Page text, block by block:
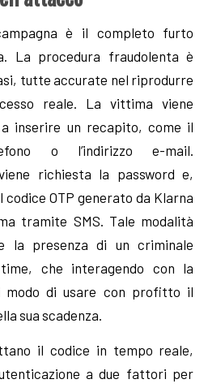
è il completo furto
La procedura fraudolenta è
tutte accurate nel riprodurre
reale. La vittima viene
inserire un recapito, come il
o l’indirizzo e-mail.
richiesta la password e,
OTP generato da Klarna
tramite SMS. Tale modalità
la presenza di un criminale
che interagendo con la
modo di usare con profitto il
sua scadenza.
il codice in tempo reale,
a due fattori per